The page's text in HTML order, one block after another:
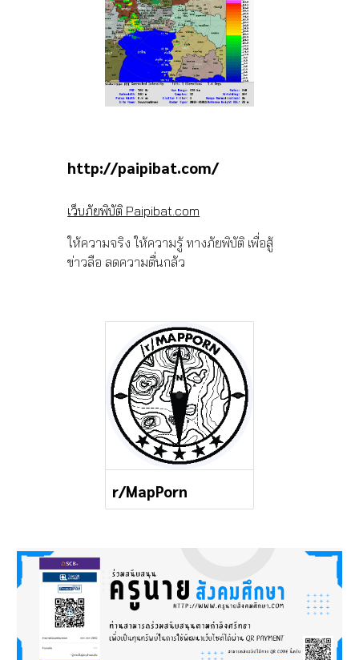
http://paipibat.com/
เว็บภัยพิบัติ Paipibat.com
ให้ความจริง ให้ความรู้ ทางภัยพิบัติ เพื่อสู้
ข่าวลือ ลดความตื่นกลัว
r/MapPorn